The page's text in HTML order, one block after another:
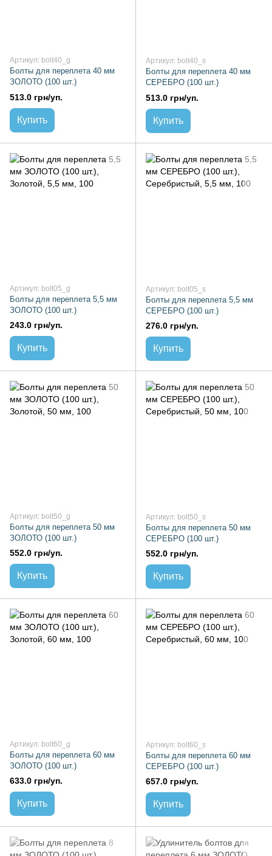
Артикул: bolt40_g
Болты для переплета 40 мм
ЗОЛОТО (100 шт.)
513.0 грн/уп.
Купить
Артикул: bolt40_s
Болты для переплета 40 мм
СЕРЕБРО (100 шт.)
513.0 грн/уп.
Купить
Артикул: bolt05_g
Болты для переплета 5,5 мм
ЗОЛОТО (100 шт.)
243.0 грн/уп.
Купить
Артикул: bolt05_s
Болты для переплета 5,5 мм
СЕРЕБРО (100 шт.)
276.0 грн/уп.
Купить
Артикул: bolt50_g
Болты для переплета 50 мм
ЗОЛОТО (100 шт.)
552.0 грн/уп.
Купить
Артикул: bolt50_s
Болты для переплета 50 мм
СЕРЕБРО (100 шт.)
552.0 грн/уп.
Купить
Артикул: bolt60_g
Болты для переплета 60 мм
ЗОЛОТО (100 шт.)
633.0 грн/уп.
Купить
Артикул: bolt60_s
Болты для переплета 60 мм
СЕРЕБРО (100 шт.)
657.0 грн/уп.
Купить